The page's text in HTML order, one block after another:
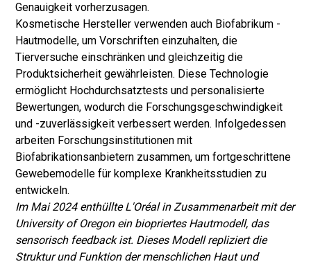
Genauigkeit vorherzusagen.
Kosmetische Hersteller verwenden auch Biofabrikum -
Hautmodelle, um Vorschriften einzuhalten, die
Tierversuche einschränken und gleichzeitig die
Produktsicherheit gewährleisten. Diese Technologie
ermöglicht Hochdurchsatztests und personalisierte
Bewertungen, wodurch die Forschungsgeschwindigkeit
und -zuverlässigkeit verbessert werden. Infolgedessen
arbeiten Forschungsinstitutionen mit
Biofabrikationsanbietern zusammen, um fortgeschrittene
Gewebemodelle für komplexe Krankheitsstudien zu
entwickeln.
Im Mai 2024 enthüllte L'Oréal in Zusammenarbeit mit der
University of Oregon ein biopriertes Hautmodell, das
sensorisch feedback ist. Dieses Modell repliziert die
Struktur und Funktion der menschlichen Haut und